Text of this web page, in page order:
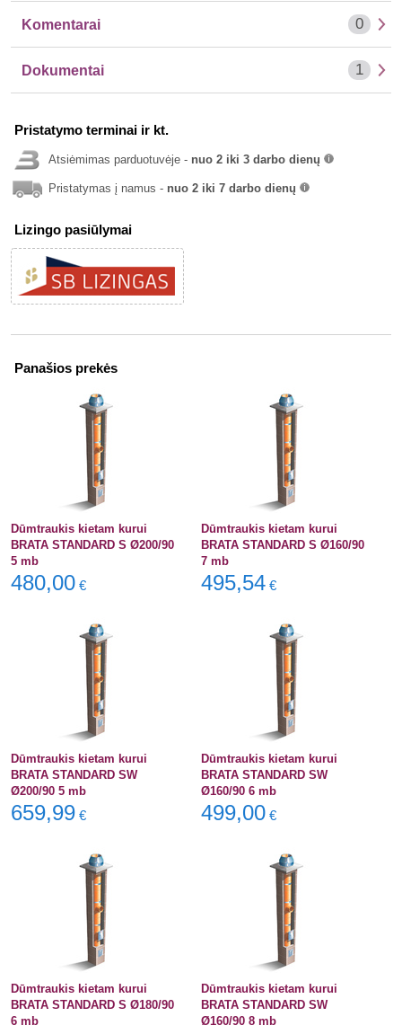
Komentarai 0
Dokumentai 1
Pristatymo terminai ir kt.
Atsiėmimas parduotuvėje - nuo 2 iki 3 darbo dienų
Pristatymas į namus - nuo 2 iki 7 darbo dienų
Lizingo pasiūlymai
Panašios prekės
Dūmtraukis kietam kurui
BRATA STANDARD S Ø200/90
5 mb
480,00 €
Dūmtraukis kietam kurui
BRATA STANDARD S Ø160/90
7 mb
495,54 €
Dūmtraukis kietam kurui
BRATA STANDARD SW
Ø200/90 5 mb
659,99 €
Dūmtraukis kietam kurui
BRATA STANDARD SW
Ø160/90 6 mb
499,00 €
Dūmtraukis kietam kurui
BRATA STANDARD S Ø180/90
6 mb
Dūmtraukis kietam kurui
BRATA STANDARD SW
Ø160/90 8 mb